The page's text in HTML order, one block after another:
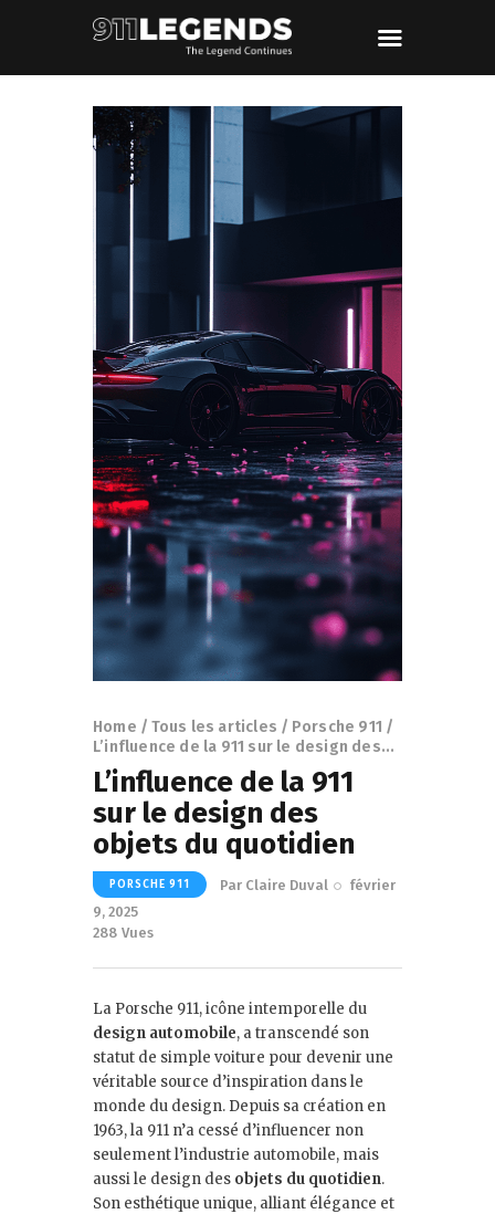
Home Tous les articles
Porsche 911
L’influence de la 911 sur le design des...
L’influence de la 911
sur le design des
objets du quotidien
PORSCHE 911 Par Claire Duval
février
9, 2025
288 Vues
La Porsche 911, icône intemporelle du
design automobile, a transcendé son
statut de simple voiture pour devenir une
véritable source d’inspiration dans le
monde du design. Depuis sa création en
1963, la 911 n’a cessé d’influencer non
seulement l’industrie automobile, mais
aussi le design des objets du quotidien.
Son esthétique unique, alliant élégance et